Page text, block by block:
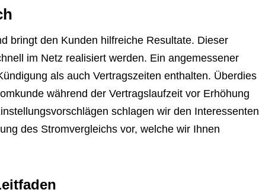
bringt den Kunden hilfreiche Resultate. Dieser
im Netz realisiert werden. Ein angemessener
als auch Vertragszeiten enthalten. Überdies
während der Vertragslaufzeit vor Erhöhung
schlagen wir den Interessenten
des Stromvergleichs vor, welche wir Ihnen